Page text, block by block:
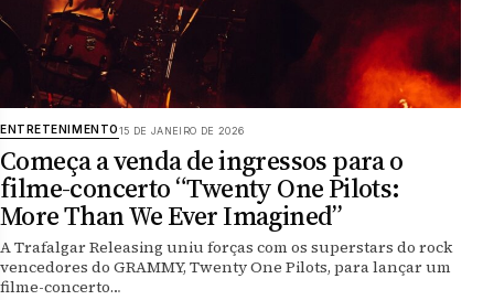
ENTRETENIMENTO15 DE JANEIRO DE 2026
Começa a venda de ingressos para o
filme-concerto “Twenty One Pilots:
More Than We Ever Imagined”
A Trafalgar Releasing uniu forças com os superstars do rock
vencedores do GRAMMY, Twenty One Pilots, para lançar um
filme-concerto…